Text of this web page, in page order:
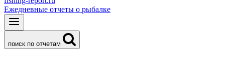
Ежедневные отчеты о рыбалке
поиск по отчетам